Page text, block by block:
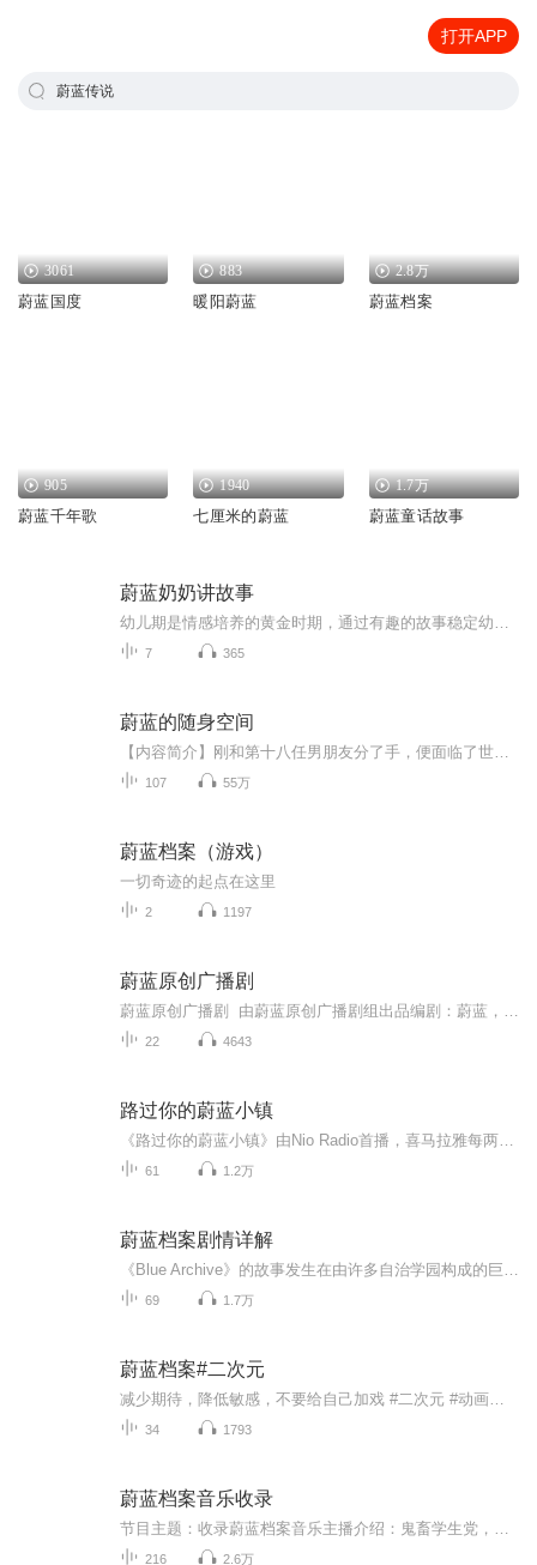
打开APP
蔚蓝传说
3061
蔚蓝国度
883
暖阳蔚蓝
2.8万
蔚蓝档案
905
蔚蓝千年歌
1940
七厘米的蔚蓝
1.7万
蔚蓝童话故事
蔚蓝奶奶讲故事
7 365
蔚蓝的随身空间
107 55万
蔚蓝档案（游戏）
一切奇迹的起点在这里
2 1197
蔚蓝原创广播剧
22 4643
路过你的蔚蓝小镇
61 1.2万
蔚蓝档案剧情详解
69 1.7万
蔚蓝档案#二次元
34 1793
蔚蓝档案音乐收录
216 2.6万